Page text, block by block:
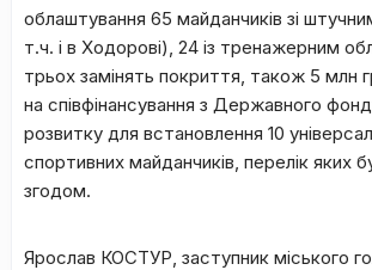
облаштування 65 майданчиків зі
т.ч. і в Ходорові), 24 із тренажерним
трьох замінять покриття, також 5 млн
на співфінансування з Державного
розвитку для встановлення 10
спортивних майданчиків, перелік яких
згодом.
Ярослав КОСТУР, заступник міського